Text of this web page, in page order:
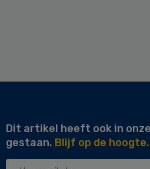
Dit artikel heeft ook in
gestaan. Blijf op de hoogte.
Uw